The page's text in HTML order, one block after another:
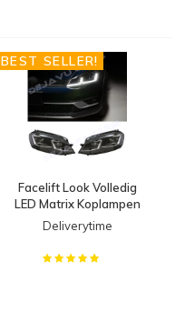
BEST SELLER!
Facelift Look Volledig
LED Matrix Koplampen
met Start Up Animation
voor Volkswagen Golf 7
Deliverytime